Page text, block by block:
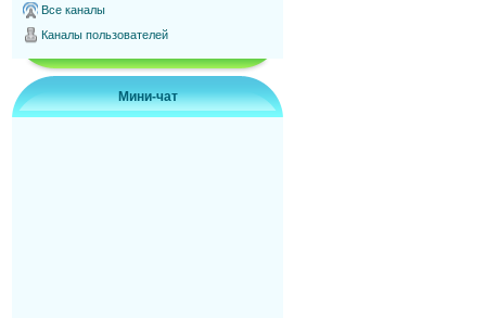
Все каналы
Каналы пользователей
Мини-чат